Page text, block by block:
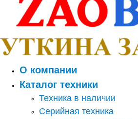
О компании
Каталог техники
Техника в наличии
Серийная техника